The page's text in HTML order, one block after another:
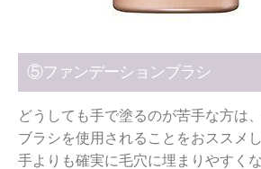
⑤ファンデーションブラシ
どうしても手で塗るのが苦手な方は
ブラシを使用されることをおススメし
手よりも確実に毛穴に埋まりやすく